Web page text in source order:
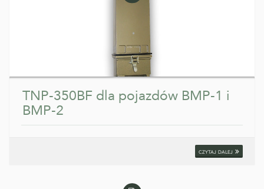
TNP-350BF dla pojazdów BMP-1 i
BMP-2
czytaj dalej